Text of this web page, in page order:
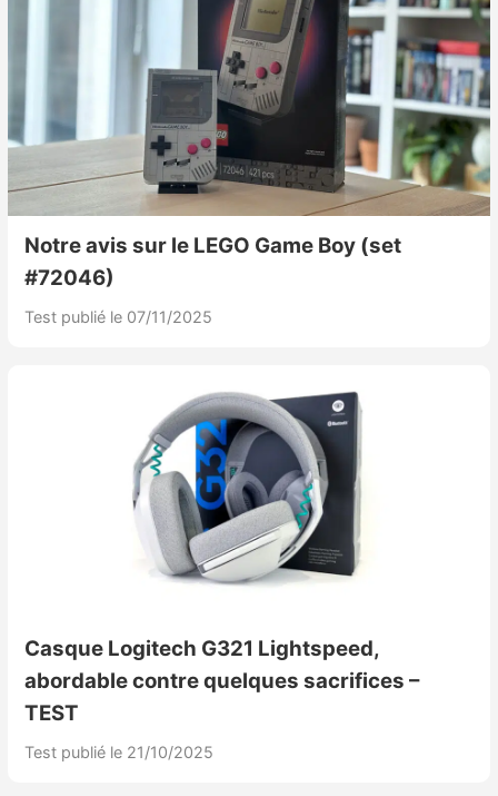
Notre avis sur le LEGO Game Boy (set
#72046)
Test publié le 07/11/2025
Casque Logitech G321 Lightspeed,
abordable contre quelques sacrifices –
TEST
Test publié le 21/10/2025